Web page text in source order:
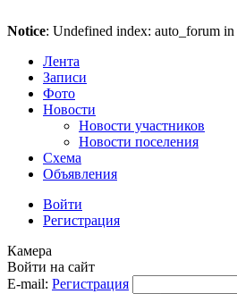
Notice: Undefined index: auto_forum in
Лента
Записи
Фото
Новости
Новости участников
Новости поселения
Схема
Объявления
Войти
Регистрация
Камера
Войти на сайт
E-mail: Регистрация